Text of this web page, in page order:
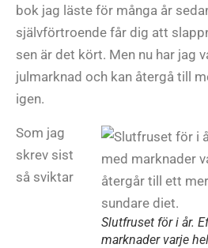
bok jag läste för många år
självförtroende får dig att
sen är det kört. Men nu har jag
julmarknad och kan återgå till
igen.
Slutfruset för i år.
marknader varje
Som jag
skrev sist
så sviktar